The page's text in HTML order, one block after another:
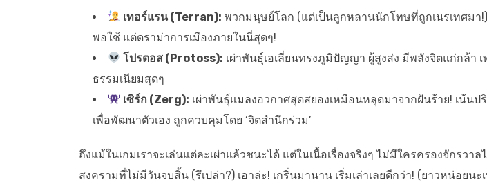
เทอร์แรน (Terran): พวกมนุษย์โลก (แต่เป็นลูกหลานนักโทษที่ถูกเนรเทศมา!)
พอใช้ แต่ดราม่าการเมืองภายในนี่สุดๆ!
โปรตอส (Protoss): เผ่าพันธุ์เอเลี่ยนทรงภูมิปัญญา ผู้สูงส่ง มีพลังจิตแก่กล้า
ธรรมเนียมสุดๆ
เซิร์ก (Zerg): เผ่าพันธุ์แมลงอวกาศสุดสยองเหมือนหลุดมาจากฝันร้าย! เน้น
เพื่อพัฒนาตัวเอง ถูกควบคุมโดย ‘จิตสำนึกร่วม’
ถึงแม้ในเกมเราจะเล่นแต่ละเผ่าแล้วชนะได้ แต่ในเนื้อเรื่องจริงๆ ไม่มีใครครองจักรวา
สงครามที่ไม่มีวันจบสิ้น (รึเปล่า?) เอาล่ะ! เกริ่นมานาน เริ่มเล่าเลยดีกว่า! (ยาวหน่อยน